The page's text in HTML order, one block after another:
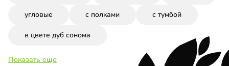
угловые с полками с тумбой
в цвете дуб сонома
Показать еще